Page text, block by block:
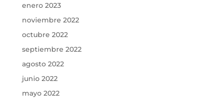
enero 2023
noviembre 2022
octubre 2022
septiembre 2022
agosto 2022
junio 2022
mayo 2022